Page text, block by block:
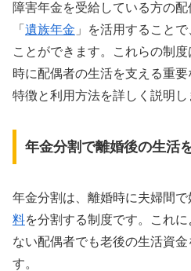
障害年金を受給している方の配
「 遺族年金 」を活用すること
ことができます。これらの制
時に配偶者の生活を支える重
特徴と利用方法を詳しく説明し
年金分割で離婚後の生活
年金分割は、離婚時に夫婦間
料を分割する制度です。これ
ない配偶者でも老後の生活資
す。